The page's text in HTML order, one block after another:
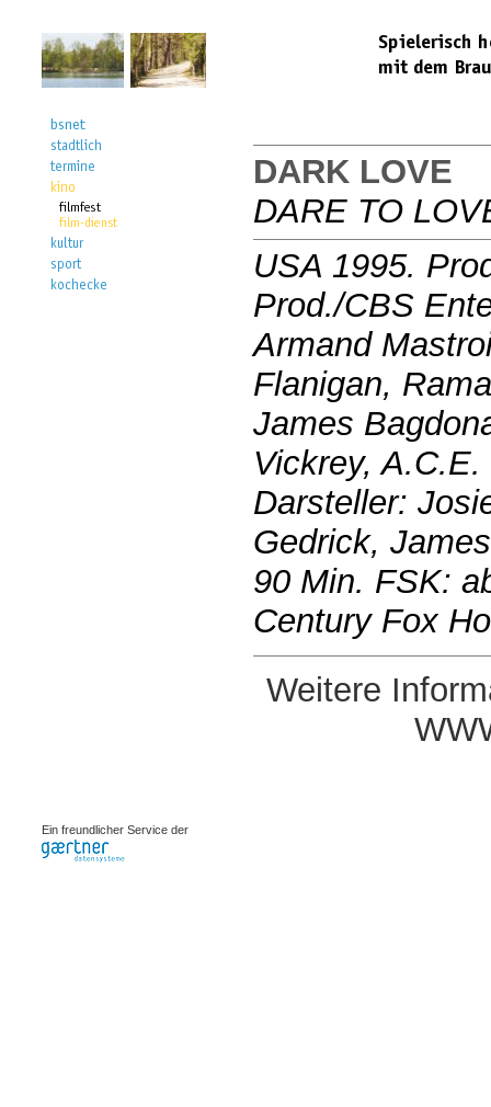
DARK LOVE
DARE TO
USA 1995.
Prod./CBS
Armand
Flanigan,
James
Vickrey,
Darsteller:
Gedrick,
90 Min. FSK:
Century Fox
Weitere
Ein freundlicher Service der